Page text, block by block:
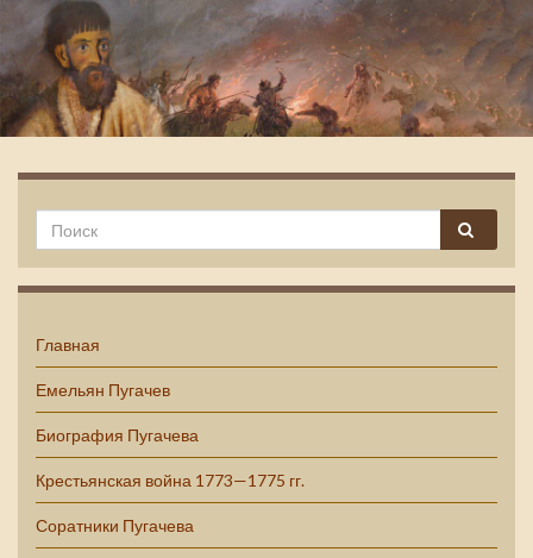
Емельян Пугачев
Главная
Емельян Пугачев
Биография Пугачева
Крестьянская война 1773—1775 гг.
Соратники Пугачева